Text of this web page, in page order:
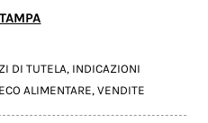
DI TUTELA, INDICAZIONI
ALIMENTARE,VENDITE